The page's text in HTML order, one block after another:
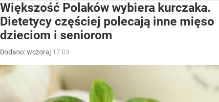
Większość Polaków wybiera kurczaka.
Dietetycy częściej polecają inne mięso
dzieciom i seniorom
Dodano:wczoraj 17:03